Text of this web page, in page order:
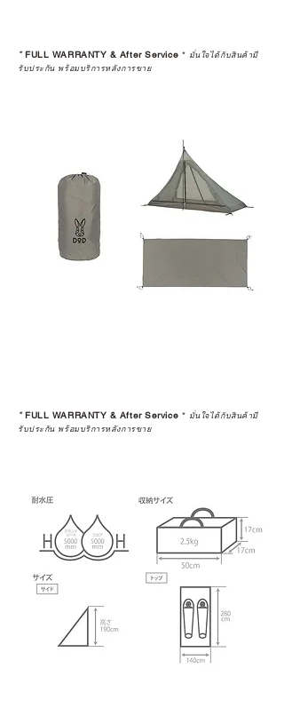
*FULL WARRANTY & After Service * มั่นใจได้กับสินค้ามี
รับประกัน พร้อมบริการหลังการขาย
*FULL WARRANTY & After Service * มั่นใจได้กับสินค้ามี
รับประกัน พร้อมบริการหลังการขาย